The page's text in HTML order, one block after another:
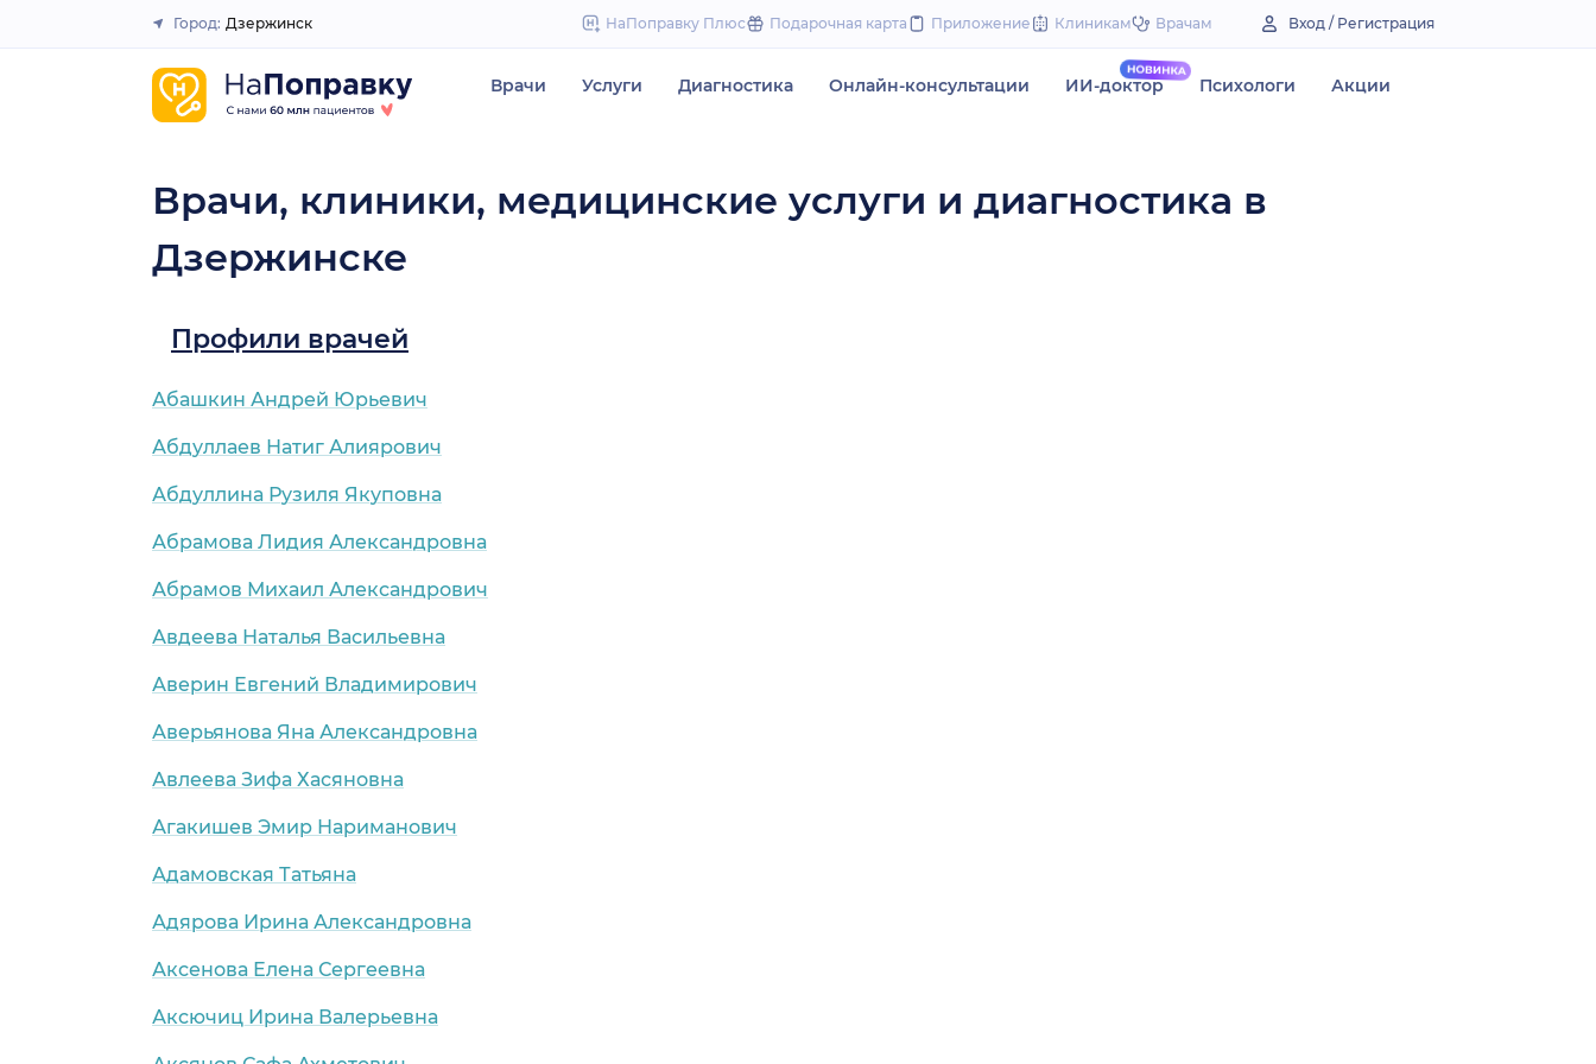
to
Закрыть
Город: Дзержинск НаПоправку Плюс Подарочная карта Приложение Клиникам Врачам Вход / Регистрация
Врачи Услуги Диагностика Онлайн-консультации ИИ-доктор Психологи Акции
Врачи, клиники, медицинские услуги и диагностика в
Дзержинске
Профили врачей
Абашкин Андрей Юрьевич
Абдуллаев Натиг Алиярович
Абдуллина Рузиля Якуповна
Абрамова Лидия Александровна
Абрамов Михаил Александрович
Авдеева Наталья Васильевна
Аверин Евгений Владимирович
Аверьянова Яна Александровна
Авлеева Зифа Хасяновна
Агакишев Эмир Нариманович
Адамовская Татьяна
Адярова Ирина Александровна
Аксенова Елена Сергеевна
Аксючиц Ирина Валерьевна